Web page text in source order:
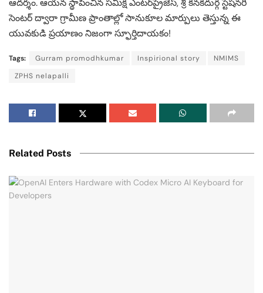
సెంటర్ ద్వారా గ్రామీణ ప్రాంతాల్లో సానుకూల మార్పులు తెస్తున్న ఈ
యువకుడి ప్రయాణం నిజంగా స్ఫూర్తిదాయకం!
Tags: Gurram promodhkumar Inspirional story
NMIMS
ZPHS nelapalli
Related Posts